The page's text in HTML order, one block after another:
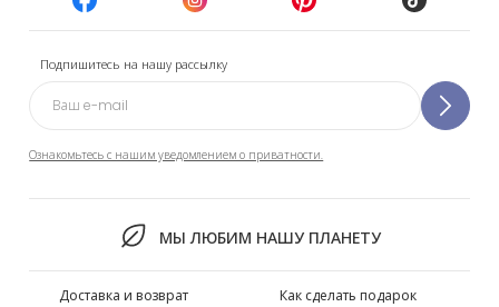
Подпишитесь на нашу рассылку
Ознакомьтесь с нашим уведомлением о приватности.
МЫ ЛЮБИМ НАШУ ПЛАНЕТУ
Доставка и возврат
Как сделать подарок